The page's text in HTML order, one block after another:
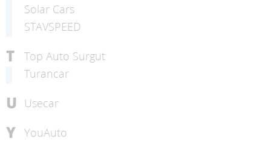
Solar Cars
STAVSPEED
T
Top Auto Surgut
Turancar
U Usecar
Y YouAuto